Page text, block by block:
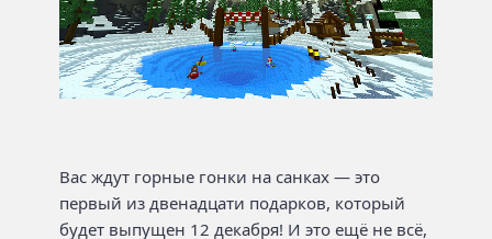
Вас ждут горные гонки на санках — это
первый из двенадцати подарков, который
будет выпущен 12 декабря! И это ещё не всё,